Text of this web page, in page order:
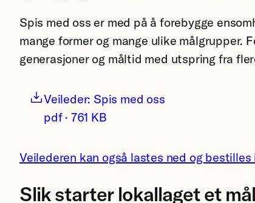
Spis med oss er med på å forebygge
mange former og mange ulike
generasjoner og måltid med utspring fra
Veileder: Spis med oss
pdf · 761 KB
Veilederen kan også lastes ned og
Slik starter lokallaget et